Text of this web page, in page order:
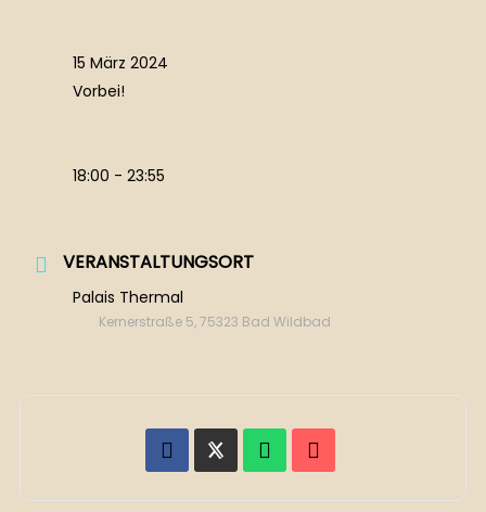
15 März 2024
Vorbei!
18:00 - 23:55
VERANSTALTUNGSORT
Palais Thermal
Kernerstraße 5, 75323 Bad Wildbad